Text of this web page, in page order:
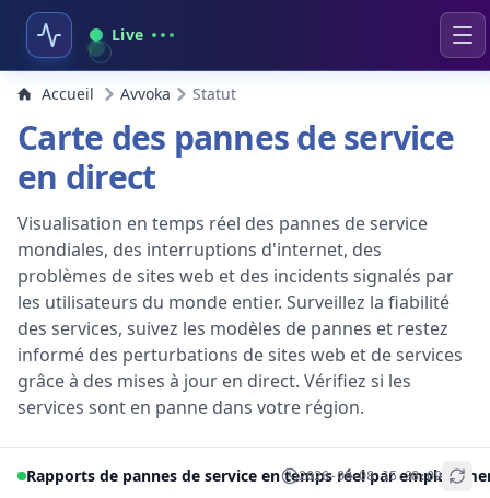
Live
Accueil Avvoka Statut
Carte des pannes de service
en direct
Visualisation en temps réel des pannes de service
mondiales, des interruptions d'internet, des
problèmes de sites web et des incidents signalés par
les utilisateurs du monde entier. Surveillez la fiabilité
des services, suivez les modèles de pannes et restez
informé des perturbations de sites web et de services
grâce à des mises à jour en direct. Vérifiez si les
services sont en panne dans votre région.
Rapports de pannes de service en temps réel par
2026-08-08 15:38:09
+